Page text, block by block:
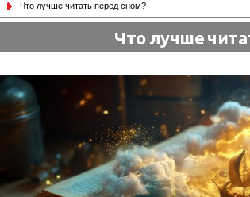
Что лучше читать перед сном?
Что лучше